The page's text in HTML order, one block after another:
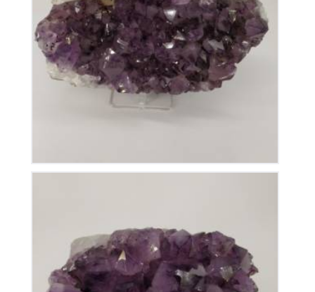
Améthyste du Brésil
115€
Améthyste du Brésil